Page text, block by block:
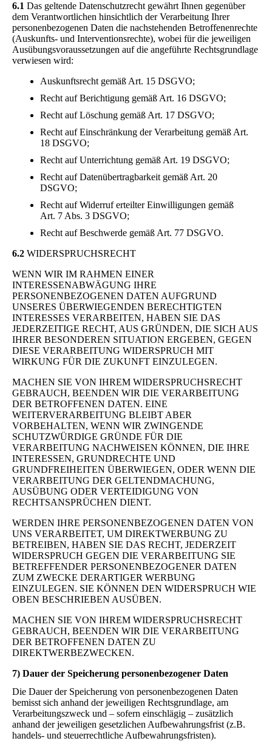
6.1 Das geltende Datenschutzrecht gewährt Ihnen gegenüber
dem Verantwortlichen hinsichtlich der Verarbeitung Ihrer
personenbezogenen Daten die nachstehenden Betroffenenrechte
(Auskunfts- und Interventionsrechte), wobei für die jeweiligen
Ausübungsvoraussetzungen auf die angeführte Rechtsgrundlage
verwiesen wird:
Auskunftsrecht gemäß Art. 15 DSGVO;
Recht auf Berichtigung gemäß Art. 16 DSGVO;
Recht auf Löschung gemäß Art. 17 DSGVO;
Recht auf Einschränkung der Verarbeitung gemäß Art.
18 DSGVO;
Recht auf Unterrichtung gemäß Art. 19 DSGVO;
Recht auf Datenübertragbarkeit gemäß Art. 20
DSGVO;
Recht auf Widerruf erteilter Einwilligungen gemäß
Art. 7 Abs. 3 DSGVO;
Recht auf Beschwerde gemäß Art. 77 DSGVO.
6.2 WIDERSPRUCHSRECHT
WENN WIR IM RAHMEN EINER
INTERESSENABWÄGUNG IHRE
PERSONENBEZOGENEN DATEN AUFGRUND
UNSERES ÜBERWIEGENDEN BERECHTIGTEN
INTERESSES VERARBEITEN, HABEN SIE DAS
JEDERZEITIGE RECHT, AUS GRÜNDEN, DIE SICH AUS
IHRER BESONDEREN SITUATION ERGEBEN, GEGEN
DIESE VERARBEITUNG WIDERSPRUCH MIT
WIRKUNG FÜR DIE ZUKUNFT EINZULEGEN.
MACHEN SIE VON IHREM WIDERSPRUCHSRECHT
GEBRAUCH, BEENDEN WIR DIE VERARBEITUNG
DER BETROFFENEN DATEN. EINE
WEITERVERARBEITUNG BLEIBT ABER
VORBEHALTEN, WENN WIR ZWINGENDE
SCHUTZWÜRDIGE GRÜNDE FÜR DIE
VERARBEITUNG NACHWEISEN KÖNNEN, DIE IHRE
INTERESSEN, GRUNDRECHTE UND
GRUNDFREIHEITEN ÜBERWIEGEN, ODER WENN DIE
VERARBEITUNG DER GELTENDMACHUNG,
AUSÜBUNG ODER VERTEIDIGUNG VON
RECHTSANSPRÜCHEN DIENT.
WERDEN IHRE PERSONENBEZOGENEN DATEN VON
UNS VERARBEITET, UM DIREKTWERBUNG ZU
BETREIBEN, HABEN SIE DAS RECHT, JEDERZEIT
WIDERSPRUCH GEGEN DIE VERARBEITUNG SIE
BETREFFENDER PERSONENBEZOGENER DATEN
ZUM ZWECKE DERARTIGER WERBUNG
EINZULEGEN. SIE KÖNNEN DEN WIDERSPRUCH WIE
OBEN BESCHRIEBEN AUSÜBEN.
MACHEN SIE VON IHREM WIDERSPRUCHSRECHT
GEBRAUCH, BEENDEN WIR DIE VERARBEITUNG
DER BETROFFENEN DATEN ZU
DIREKTWERBEZWECKEN.
7) Dauer der Speicherung personenbezogener Daten
Die Dauer der Speicherung von personenbezogenen Daten
bemisst sich anhand der jeweiligen Rechtsgrundlage, am
Verarbeitungszweck und – sofern einschlägig – zusätzlich
anhand der jeweiligen gesetzlichen Aufbewahrungsfrist (z.B.
handels- und steuerrechtliche Aufbewahrungsfristen).